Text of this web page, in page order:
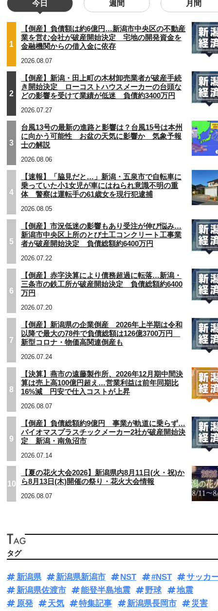
今日 週間 月間
1
【倒産】負債額は約6億円…新潟市中央区の不動産
業を営む会社が破産開始決定 宅地の開発資金を
金融機関からの借入金に依存
2026.08.07
2
【倒産】新潟・田上町の木材卸売業者が破産手続
き開始決定 ローコストハウスメーカーの台頭な
どの影響を受けて業績が低迷 負債約3400万円
2026.07.27
3
台風13号の最新の進路と影響は？台風15号は本州
に向かう可能性 お盆の天気に影響か 気象予報
士の解説
2026.08.06
4
【速報】「脇見だと…」新潟・五泉市で自転車に
乗っていた小1女児が車にはねられ意識不明の重
体 警察は運転手の61歳女を現行犯逮捕
2026.08.05
5
【倒産】市況低迷の影響もあり受注が伸び悩み…
新潟市中央区上所のとび土工コンクリート工事業
者が破産開始決定 負債総額約6400万円
2026.07.22
6
【倒産】赤字決算により債務超過に転落…新潟・
三条市の鉄工所が破産開始決定 負債総額約6400
万円
2026.07.20
7
【倒産】新潟県の企業倒産 2026年上半期は令和
以降で最大の78件で負債総額は126億3700万円
新型コロナ・物価高関連倒産も
2026.07.24
8
【決算】燕市の遠藤製作所、2026年12月期中間決
算は売上高100億円超え…営業利益は前年同期比
16%減 円安で仕入コストが上昇
2026.08.07
9
【倒産】負債総額約9億円 事業が軌道に乗らず…
バイオマスプラスチックメーカー2社が破産開始決
定 新潟・南魚沼市
2026.07.14
10
【夏の花火大会2026】新潟県内8月11日(火・祝)か
ら8月13日(木)開催の祭り・花火大会情報
2026.08.07
タグ
新潟県 新潟県新潟市 NST #NST
サッカ
新潟県佐渡市
能登半島地震 野球
地震
原発
天気 特集記事 新潟県長岡市
災害